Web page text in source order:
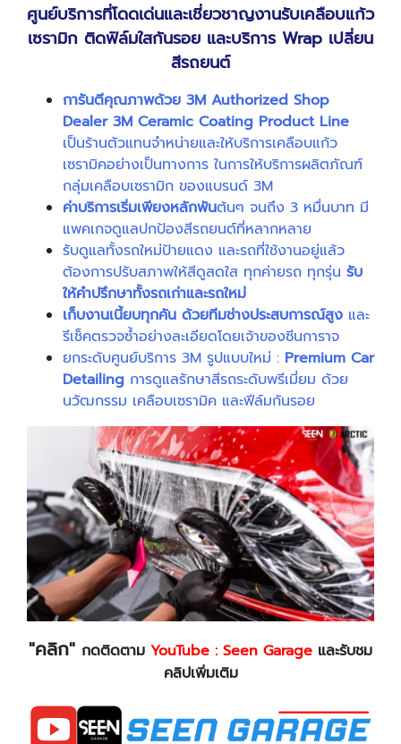
ศูนย์บริการที่โดดเด่นและเชี่ยวชาญงานรับเคลือบแก้ว
เซรามิก ติดฟิล์มใสกันรอย และบริการ Wrap เปลี่ยน
สีรถยนต์
การันตีคุณภาพด้วย 3M Authorized Shop
Dealer 3M Ceramic Coating Product Line
เป็นร้านตัวแทนจำหน่ายและให้บริการเคลือบแก้ว
เซรามิคอย่างเป็นทางการ ในการให้บริการผลิตภัณฑ์
กลุ่มเคลือบเซรามิก ของแบรนด์ 3M
ค่าบริการเริ่มเพียงหลักพันต้นๆ จนถึง 3 หมื่นบาท มี
แพคเกจดูแลปกป้องสีรถยนต์ที่หลากหลาย
รับดูแลทั้งรถใหม่ป้ายแดง และรถที่ใช้งานอยู่แล้ว
ต้องการปรับสภาพให้สีดูสดใส ทุกค่ายรถ ทุกรุ่น รับ
ให้คำปรึกษาทั้งรถเก่าและรถใหม่
เก็บงานเนี้ยบทุกคัน ด้วยทีมช่างประสบการณ์สูง และ
รีเช็คตรวจซ้ำอย่างละเอียดโดยเจ้าของซีนการาจ
ยกระดับศูนย์บริการ 3M รูปแบบใหม่ : Premium Car
Detailing การดูแลรักษาสีรถระดับพรีเมี่ยม ด้วย
นวัฒกรรม เคลือบเซรามิค และฟีล์มกันรอย
"คลิก" กดติดตาม YouTube : Seen Garage และรับชม
คลิปเพิ่มเติม